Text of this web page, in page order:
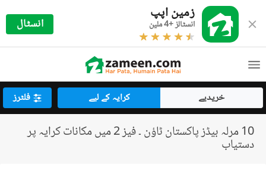
زمین اپپ
انسٹالز +4 ملین انسٹال
خریدیے کرایہ کے لیے فلٹرز
10 مرلہ بیڈز پاکستان ٹاؤن ۔ فیز 2 میں مکانات کرایہ پر
دستیاب